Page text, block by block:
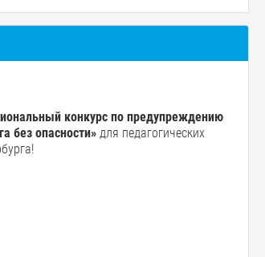
конкурс по предупреждению
без опасности» для педагогических